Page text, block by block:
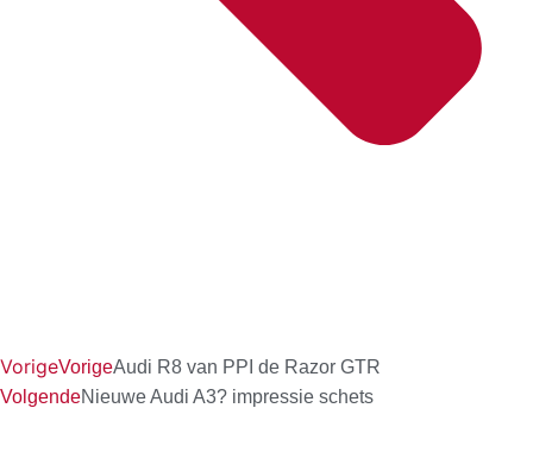
VorigeVorigeAudi R8 van PPI de Razor GTR
VolgendeNieuwe Audi A3? impressie schets